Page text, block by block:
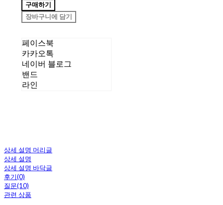
구매하기
장바구니에 담기
페이스북
카카오톡
네이버 블로그
밴드
라인
상세 설명 머리글
상세 설명
상세 설명 바닥글
후기(0)
질문(10)
관련 상품